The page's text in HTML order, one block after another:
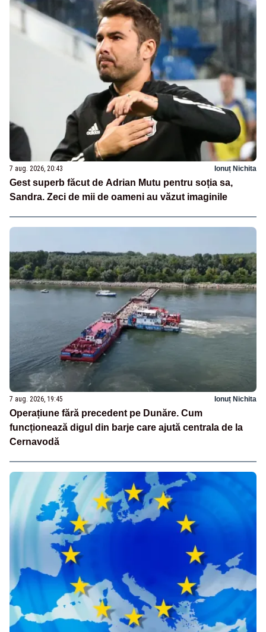
7 aug. 2026, 20:43 Ionuț Nichita
Gest superb făcut de Adrian Mutu pentru soția sa,
Sandra. Zeci de mii de oameni au văzut imaginile
7 aug. 2026, 19:45 Ionuț Nichita
Operațiune fără precedent pe Dunăre. Cum
funcționează digul din barje care ajută centrala de la
Cernavodă